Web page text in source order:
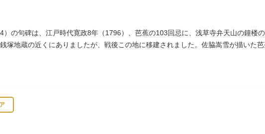
）の句碑は、江戸時代寛政8年（1796）、芭蕉の103回忌に、浅草寺弁天山の鐘楼
塚地蔵の近くにありましたが、戦後この地に移建されました。佐脇嵩雪が描いた芭